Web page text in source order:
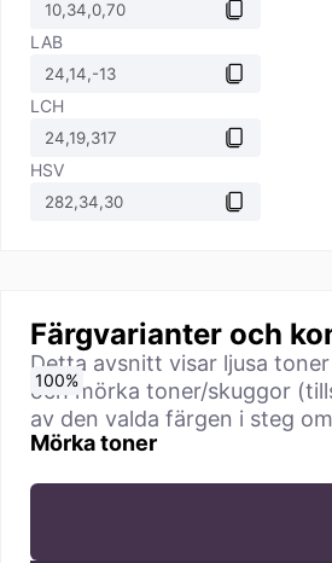
LAB
LCH
HSV
Färgvarianter och
Detta avsnitt visar ljusa
och mörka toner/skuggor
av den valda färgen i steg
Mörka toner
0%
10%
20%
30%
40%
50%
60%
70%
80%
90%
100%